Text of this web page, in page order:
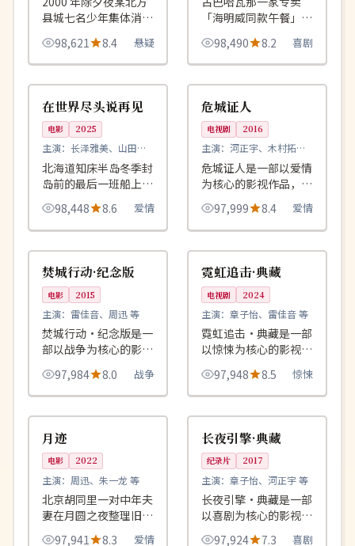
县城七名少年集体消
失，二十四年后他们以
同一张脸再次出现在派
出所。
98,621 8.4 悬疑
「海明威同款午餐」的
破旧餐厅，每位客人都
自称是大文豪本人。
98,490 8.2 喜剧
日本
99:14
在世界尽头说再见
电影 2025
主演： 长泽雅美、山田裕
贵 等
北海道知床半岛冬季封
岛前的最后一班船上，
一对恋人决定在世界尽
头补办没能说出口的告
别。
98,448 8.6 爱情
中国
99:44
危城证人
电视剧 2016
主演： 河正宇、木村拓哉
等
危城证人是一部以爱情
为核心的影视作品，围
绕危机、反转与人物成
长展开，整体节奏紧
凑，值得推荐观看。
97,999 8.4 爱情
中国
高分 90:37
焚城行动·纪念版
电影 2015
主演： 雷佳音、周迅 等
焚城行动·纪念版是一
部以战争为核心的影视
作品，围绕危机、反转
与人物成长展开，整体
节奏紧凑，值得推荐观
看。
97,984 8.0 战争
美国
院线 99:33
霓虹追击·典藏
电视剧 2024
主演： 章子怡、雷佳音 等
霓虹追击·典藏是一部
以惊悚为核心的影视作
品，围绕危机、反转与
人物成长展开，整体节
奏紧凑，值得推荐观
看。
97,948 8.5 惊悚
中国
99:50
月迹
电影 2022
主演： 周迅、朱一龙 等
北京胡同里一对中年夫
妻在月圆之夜整理旧
物，重新发现彼此遗失
97,941 8.3 爱情
韩国
99:30
长夜引擎·典藏
纪录片 2017
主演： 章子怡、河正宇 等
长夜引擎·典藏是一部
以喜剧为核心的影视作
品，围绕危机、反转与
97,924 7.3 喜剧